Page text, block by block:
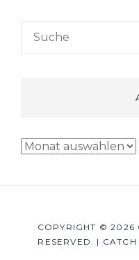
Search
for:
Archiv
COPYRIGHT © 2026
RESERVED. | CATCH